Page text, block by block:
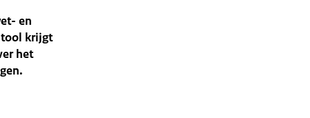
en
tool krijgt
het